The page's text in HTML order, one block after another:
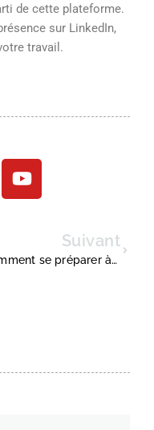
de cette plateforme.
sur LinkedIn,
travail.
Suivant
Comment se préparer à un examen de comptabilité à distance en tant qu’artisan ?